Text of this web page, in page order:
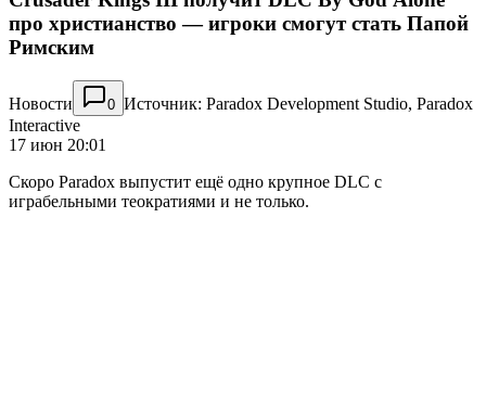
про христианство — игроки смогут стать Папой
Римским
Новости 0 Источник: Paradox Development Studio, Paradox
Interactive
17 июн 20:01
Скоро Paradox выпустит ещё одно крупное DLC с
играбельными теократиями и не только.